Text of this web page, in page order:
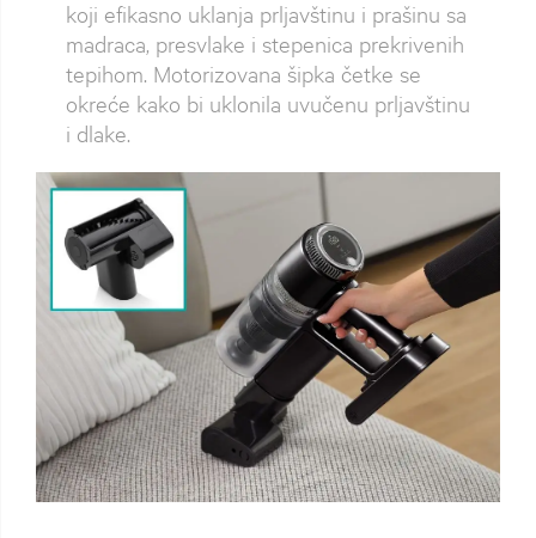
koji efikasno uklanja prljavštinu i prašinu sa
madraca, presvlake i stepenica prekrivenih
tepihom. Motorizovana šipka četke se
okreće kako bi uklonila uvučenu prljavštinu
i dlake.